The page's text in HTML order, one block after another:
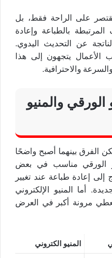
تقتصر على الراحة فقط، بل
بالطباعة وإعادة
عن التحديث اليدوي.
يتجهون إلى هذا
والاحترافية.
الورقي والمنيو
الفرق بينهما أصبح واضحًا
الورقي مناسب في بعض
إلى إعادة طباعة عند تغيير
أما المنيو الإلكتروني
مرونة أكبر في العرض
المنيو الكتروني